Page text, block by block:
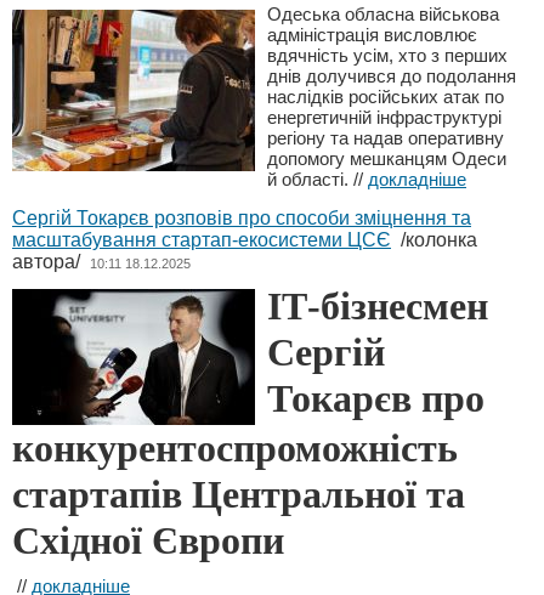
Одеська обласна військова
адміністрація висловлює
вдячність усім, хто з перших
днів долучився до подолання
наслідків російських атак по
енергетичній інфраструктурі
регіону та надав оперативну
допомогу мешканцям Одеси
й області. // докладніше
Сергій Токарєв розповів про способи зміцнення та
масштабування стартап-екосистеми ЦСЄ /колонка
автора/
10:11 18.12.2025
ІТ-бізнесмен
Сергій
Токарєв про
конкурентоспроможність
стартапів Центральної та
Східної Європи
// докладніше